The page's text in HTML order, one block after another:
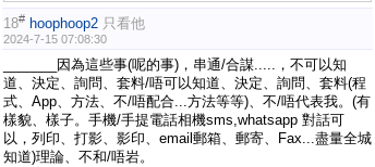
18# hoophoop2 只看他
2024-7-15 07:08:30
_______因為這些事(呢的事)，串通/合謀.....，不可以知
道、決定、詢問、套料/唔可以知道、決定、詢問、套料(程
式、App、方法、不/唔配合...方法等等)、不/唔代表我。(有
樣貌、樣子。手機/手提電話相機sms,whatsapp 對話可
以，列印、打影、影印、email郵箱、郵寄、Fax...盡量全城
知道)理論、不和/唔岩。